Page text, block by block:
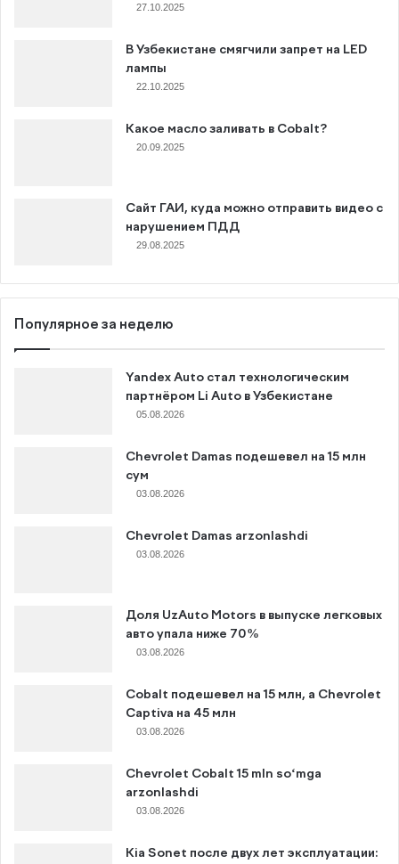
27.10.2025
В Узбекистане смягчили запрет на LED
лампы
22.10.2025
Какое масло заливать в Cobalt?
20.09.2025
Сайт ГАИ, куда можно отправить видео с
нарушением ПДД
29.08.2025
Популярное за неделю
Yandex Auto стал технологическим
партнёром Li Auto в Узбекистане
05.08.2026
Chevrolet Damas подешевел на 15 млн
сум
03.08.2026
Chevrolet Damas arzonlashdi
03.08.2026
Доля UzAuto Motors в выпуске легковых
авто упала ниже 70%
03.08.2026
Cobalt подешевел на 15 млн, а Chevrolet
Captiva на 45 млн
03.08.2026
Chevrolet Cobalt 15 mln so‘mga
arzonlashdi
03.08.2026
Kia Sonet после двух лет эксплуатации: